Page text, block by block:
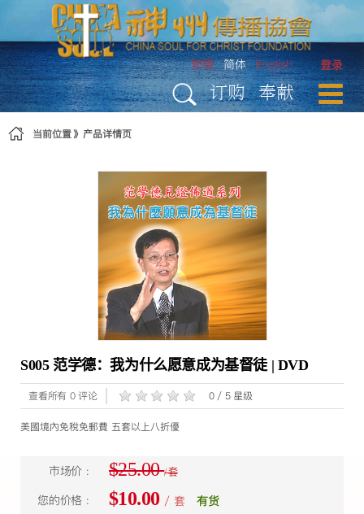
跳转到内容
登录
繁體 简体 English
订购 奉献
当前位置 产品详情页
S005 范学德：我为什么愿意成为基督徒 | DVD
查看所有 0 评论 0 / 5 星级
美國境內免稅免郵費 五套以上八折優
市场价 : $25.00/ 套
您的价格 : $10.00 / 套
有货